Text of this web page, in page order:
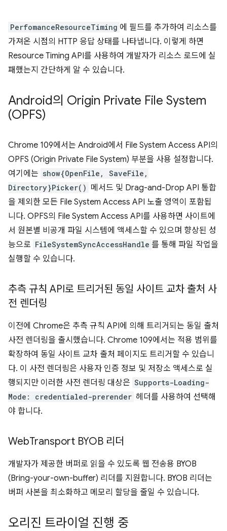
PerfomanceResourceTiming 에 필드를 추가하여 리소스를
가져온 시점의 HTTP 응답 상태를 나타냅니다. 이렇게 하면
Resource Timing API를 사용하여 개발자가 리소스 로드에 실
패했는지 간단하게 알 수 있습니다.
Android의 Origin Private File System
(OPFS)
Chrome 109에서는 Android에서 File System Access API의
OPFS (Origin Private File System) 부분을 사용 설정합니다.
여기에는 show{OpenFile, SaveFile,
Directory}Picker() 메서드 및 Drag-and-Drop API 통합
을 제외한 모든 File System Access API 노출 영역이 포함됩
니다. OPFS의 File System Access API를 사용하면 사이트에
서 원본별 비공개 파일 시스템에 액세스할 수 있으며 향상된 성
능으로 FileSystemSyncAccessHandle 를 통해 파일 작업을
실행할 수 있습니다.
추측 규칙 API로 트리거된 동일 사이트 교차 출처 사
전 렌더링
이전에 Chrome은 추측 규칙 API에 의해 트리거되는 동일 출처
사전 렌더링을 출시했습니다. Chrome 109에서는 적용 범위를
확장하여 동일 사이트 교차 출처 페이지도 트리거할 수 있습니
다. 이 사전 렌더링은 사용자 인증 정보 및 저장소 액세스로 실
행되지만 이러한 사전 렌더링 대상은 Supports-Loading-
Mode: credentialed-prerender 헤더를 사용하여 선택해
야 합니다.
WebTransport BYOB 리더
개발자가 제공한 버퍼로 읽을 수 있도록 웹 전송용 BYOB
(Bring-your-own-buffer) 리더를 지원합니다. BYOB 리더는
버퍼 사본을 최소화하고 메모리 할당을 줄일 수 있습니다.
오리진 트라이얼 진행 중